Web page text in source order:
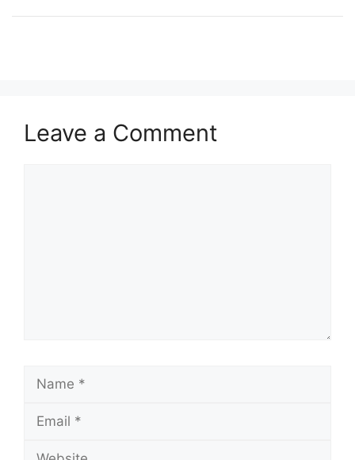
Leave a Comment
Name
Email
Website